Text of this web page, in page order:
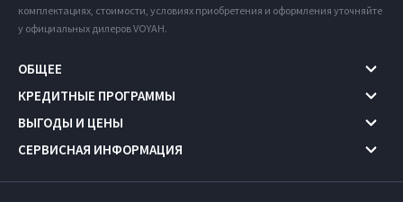
комплектациях, стоимости, условиях приобретения и оформления уточняйте
у официальных дилеров VOYAH.
ОБЩЕЕ
КРЕДИТНЫЕ ПРОГРАММЫ
ВЫГОДЫ И ЦЕНЫ
СЕРВИСНАЯ ИНФОРМАЦИЯ